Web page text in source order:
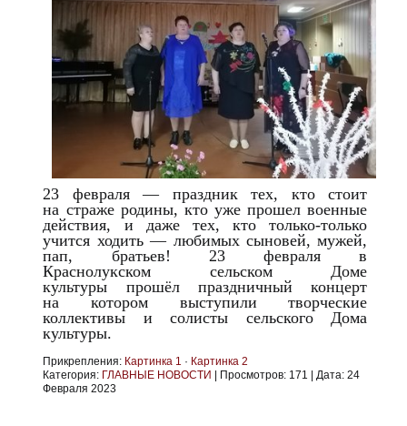
23 февраля — праздник тех, кто стоит
на страже родины, кто уже прошел военные
действия, и даже тех, кто только-только
учится ходить — любимых сыновей, мужей,
пап, братьев! 23 февраля в
Краснолукском сельском Доме
культуры прошёл праздничный концерт
на котором выступили творческие
коллективы и солисты сельского Дома
культуры.
Прикрепления: Картинка 1 · Картинка 2
Категория: ГЛАВНЫЕ НОВОСТИ Просмотров: 171 |Дата: 24
Февраля 2023